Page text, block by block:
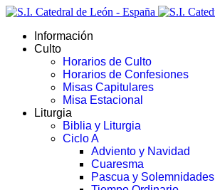
Información
Culto
Horarios de Culto
Horarios de Confesiones
Misas Capitulares
Misa Estacional
Liturgia
Biblia y Liturgia
Ciclo A
Adviento y Navidad
Cuaresma
Pascua y Solemnidades